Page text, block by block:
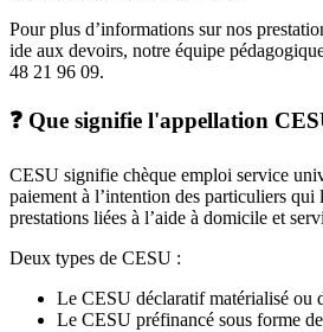
Pour plus d’informations sur nos
ide aux devoirs, notre équipe
48 21 96 09.
❓ Que signifie l'appellation
CESU signifie chèque emploi service
paiement à l’intention des particuliers qui
prestations liées à l’aide à domicile et
Deux types de CESU :
Le CESU déclaratif matérialisé ou
Le CESU préfinancé sous forme